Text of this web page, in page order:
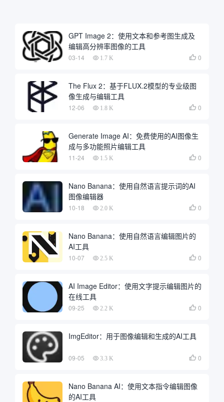
GPT Image 2：使用文本和参考图生成及
编辑高分辨率图像的工具
03-14 1.7 K  0
The Flux 2：基于FLUX.2模型的专业级图
像生成与编辑工具
12-06 1.8 K  0
Generate Image AI：免费使用的AI图像生
成与多功能照片编辑工具
11-24 1.5 K  0
Nano Banana：使用自然语言提示词的AI
图像编辑器
10-18 2.0 K  0
Nano Banana：使用自然语言编辑图片的
AI工具
10-07 2.5 K  0
AI Image Editor：使用文字提示编辑图片的
在线工具
09-25 2.2 K  0
ImgEditor：用于图像编辑和生成的AI工具
09-05 3.3 K  0
Nano Banana AI：使用文本指令编辑图像
的AI工具